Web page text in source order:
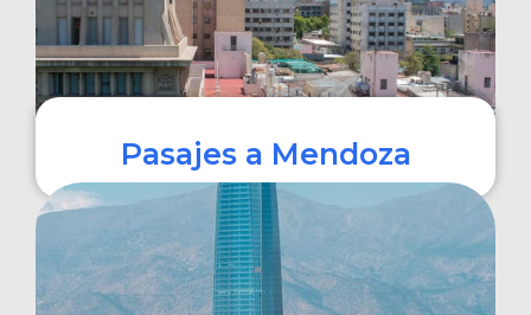
Pasajes a Mendoza
COMPRAR